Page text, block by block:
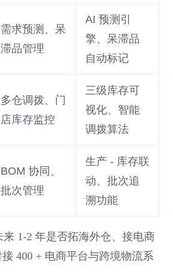
需求预测、呆
滞品管理
AI 预测引
擎、呆滞品
自动标记
多仓调拨、门
店库存监控
三级库存可
视化、智能
调拨算法
BOM 协同、
批次管理
生产 - 库存联
动、批次追
溯功能
来 1-2 年是否拓海外仓、接电商
400 + 电商平台与跨境物流系